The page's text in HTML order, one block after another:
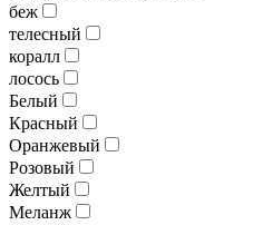
беж
телесный
коралл
лосось
Белый
Красный
Оранжевый
Розовый
Желтый
Меланж